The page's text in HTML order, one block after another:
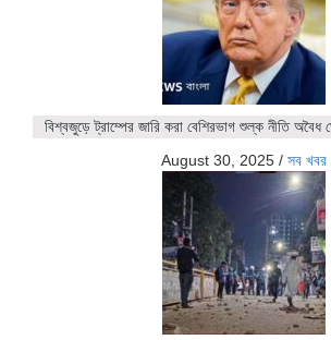
বিশ্বজুড়ে ট্রাম্পের জারি করা বেশিরভাগ শুল্ক নীতি অবৈধ
August 30, 2025 / সব খবর